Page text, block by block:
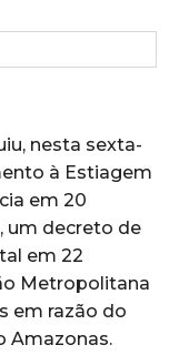
nesta sexta-
à Estiagem
em 20
um decreto de
em 22
Metropolitana
em razão do
Amazonas.